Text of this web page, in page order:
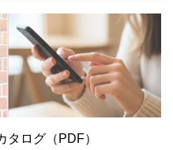
ログ（PDF）